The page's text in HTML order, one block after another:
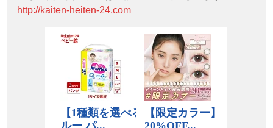
http://kaiten-heiten-24.com